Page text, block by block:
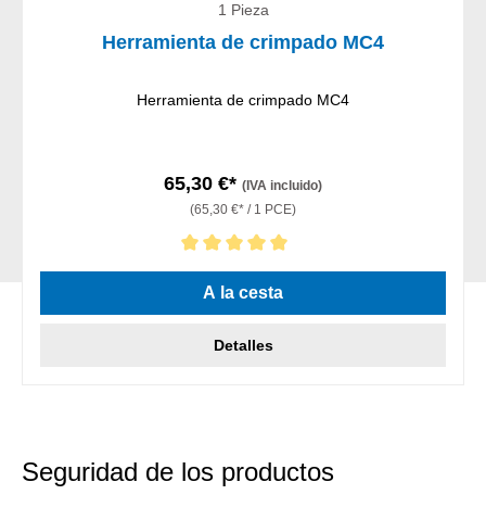
1 Pieza
Herramienta de crimpado MC4
Herramienta de crimpado MC4
65,30 €* (IVA incluido)
(65,30 €* / 1 PCE)
Calificación promedio de 5 de 5 estrellas
A la cesta
Detalles
Seguridad de los productos